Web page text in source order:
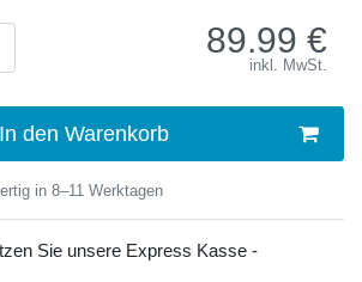
89.99 €
inkl. MwSt.
In den Warenkorb
in 8–11 Werktagen
Sie unsere Express Kasse -